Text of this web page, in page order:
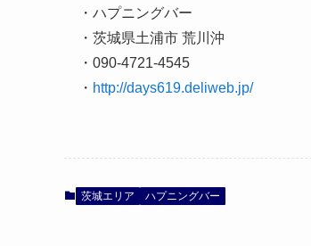
・ハプニングバー
・茨城県土浦市 荒川沖
・090-4721-4545
・ http://days619.deliweb.jp/
茨城エリア ハプニングバー